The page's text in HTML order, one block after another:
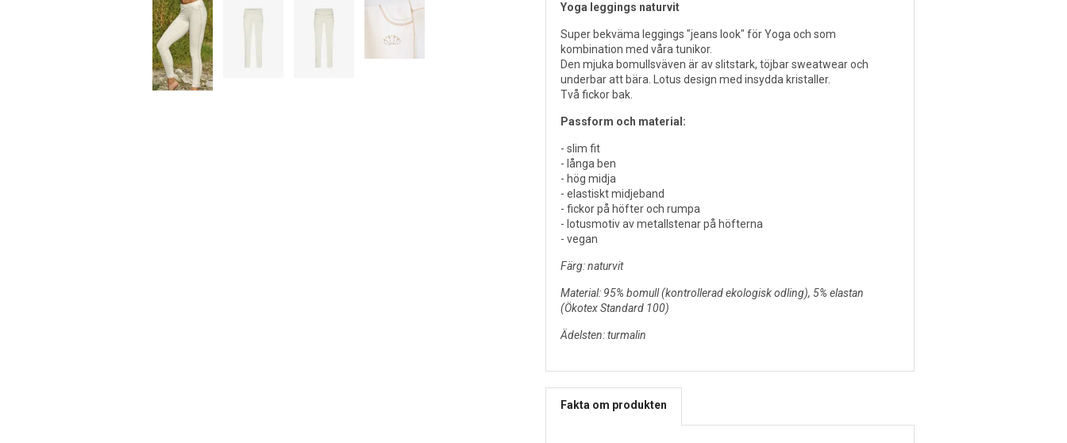
Yoga leggings naturvit
Super bekväma leggings "jeans look" för Yoga och som
kombination med våra tunikor.
Den mjuka bomullsväven är av slitstark, töjbar sweatwear och
underbar att bära. Lotus design med insydda kristaller.
Två fickor bak.
Passform och material:
- slim fit
- långa ben
- hög midja
- elastiskt midjeband
- fickor på höfter och rumpa
- lotusmotiv av metallstenar på höfterna
- vegan
Färg: naturvit
Material: 95% bomull (kontrollerad ekologisk odling), 5% elastan
(Ökotex Standard 100)
Ädelsten: turmalin
Fakta om produkten